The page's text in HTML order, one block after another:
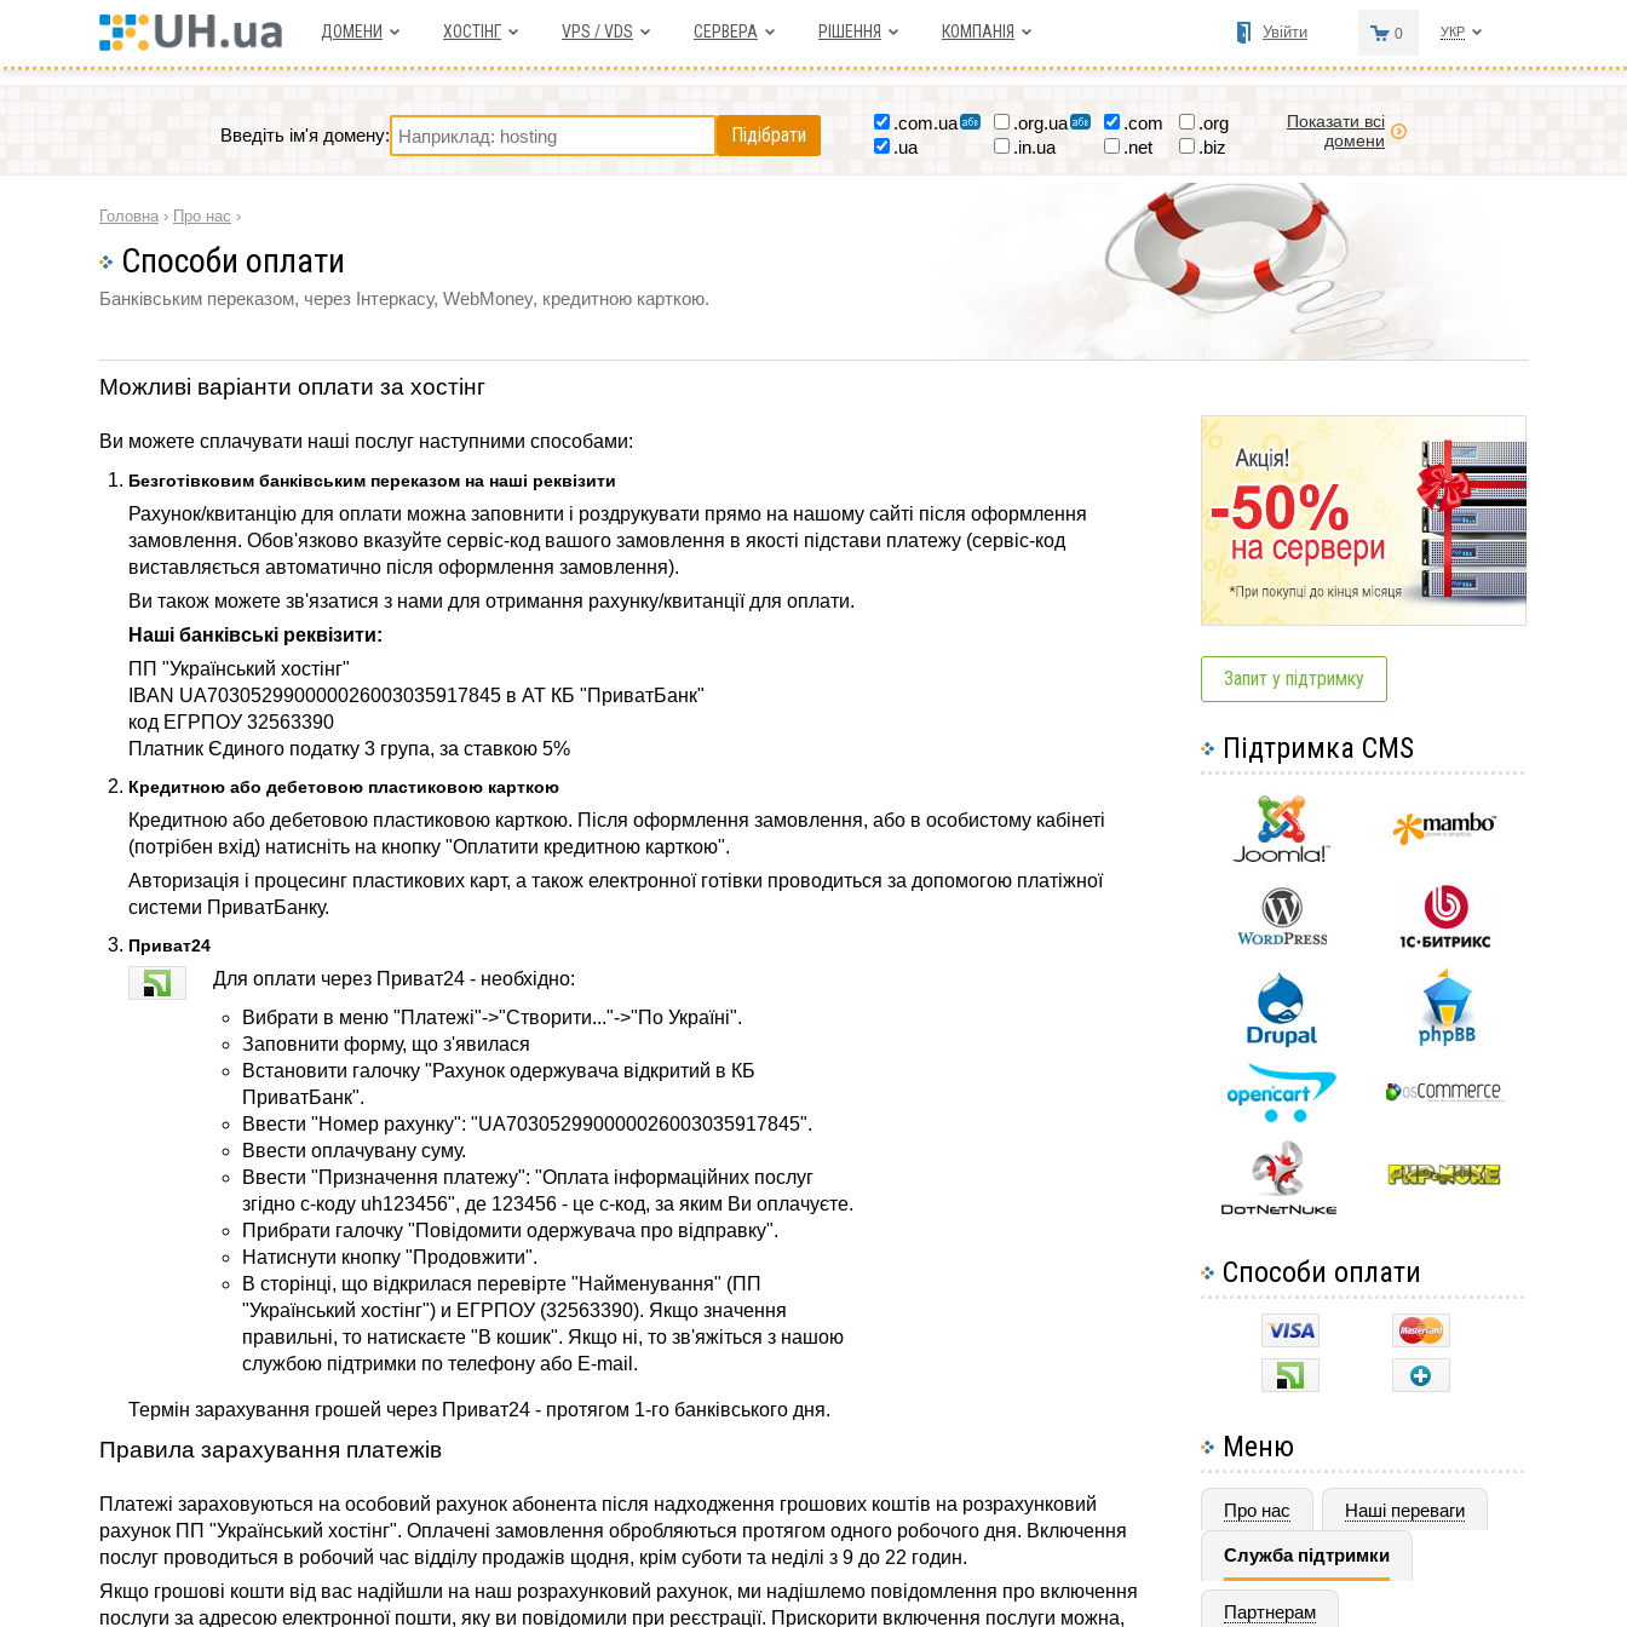
ДОМЕНИ ХОСТIНГ VPS / VDS СЕРВЕРА РІШЕННЯ КОМПАНІЯ УКР
0
Увійти
Введіть ім'я домену: Підібрати
.com.ua .org.ua .com
.org
.ua
.in.ua .net .biz
Показати всі
домени
Головна › Про нас ›
Способи оплати
Банківським переказом, через Інтеркасу, WebMoney, кредитною карткою.
Можливі варіанти оплати за хостінг
Ви можете сплачувати наші послуг наступними способами:
Безготівковим банківським переказом на наші реквізити
Рахунок/квитанцію для оплати можна заповнити і роздрукувати прямо на нашому сайті після оформлення
замовлення. Обов'язково вказуйте сервіс-код вашого замовлення в якості підстави платежу (сервіс-код
виставляється автоматично після оформлення замовлення).
Ви також можете зв'язатися з нами для отримання рахунку/квитанції для оплати.
Наші банківські реквізити:
ПП "Український хостінг"
IBAN UA703052990000026003035917845 в АТ КБ "ПриватБанк"
код ЕГРПОУ 32563390
Платник Єдиного податку 3 група, за ставкою 5%
Кредитною або дебетовою пластиковою карткою
Кредитною або дебетовою пластиковою карткою. Після оформлення замовлення, або в особистому кабінеті
(потрібен вхід) натисніть на кнопку "Оплатити кредитною карткою".
Авторизація і процесинг пластикових карт, а також електронної готівки проводиться за допомогою платіжної
системи ПриватБанку.
Приват24
Для оплати через Приват24 - необхідно:
Вибрати в меню "Платежі"->"Створити..."->"По Україні".
Заповнити форму, що з'явилася
Встановити галочку "Рахунок одержувача відкритий в КБ
ПриватБанк".
Ввести "Номер рахунку": "UA703052990000026003035917845".
Ввести оплачувану суму.
Ввести "Призначення платежу": "Оплата інформаційних послуг
згідно с-коду uh123456", де 123456 - це с-код, за яким Ви оплачуєте.
Прибрати галочку "Повідомити одержувача про відправку".
Натиснути кнопку "Продовжити".
В сторінці, що відкрилася перевірте "Найменування" (ПП
"Український хостінг") и ЕГРПОУ (32563390). Якщо значення
правильні, то натискаєте "В кошик". Якщо ні, то зв'яжіться з нашою
службою підтримки по телефону або E-mail.
Термін зарахування грошей через Приват24 - протягом 1-го банківського дня.
Правила зарахування платежів
Платежі зараховуються на особовий рахунок абонента після надходження грошових коштів на розрахунковий
рахунок ПП "Український хостінг". Оплачені замовлення обробляються протягом одного робочого дня. Включення
послуг проводиться в робочий час відділу продажів щодня, крім суботи та неділі з 9 до 22 годин.
Якщо грошові кошти від вас надійшли на наш розрахунковий рахунок, ми надішлемо повідомлення про включення
послуги за адресою електронної пошти, яку ви повідомили при реєстрації. Прискорити включення послуги можна,
Запит у підтримку
Підтримка CMS
Способи оплати
Меню
Про нас Наші переваги
Служба підтримки
Партнерам